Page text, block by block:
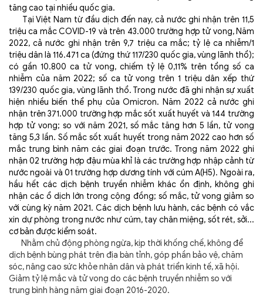
tăng cao tại nhiều quốc gia.
Tại Việt Nam từ đầu dịch đến nay, cả nước ghi nhận trên 11,5
triệu ca mắc COVID-19 và trên 43.000 trường hợp tử vong, Năm
2022, cả nước ghi nhận trên 9,7 triệu ca mắc; tỷ lệ ca nhiễm/1
triệu dân là 116.471 ca (đứng thứ 117/230 quốc gia, vùng lãnh thổ);
có gần 10.800 ca tử vong, chiếm tỷ lệ 0,11% trên tổng số ca
nhiễm của năm 2022; số ca tử vong trên 1 triệu dân xếp thứ
139/230 quốc gia, vùng lãnh thổ. Trong nước đã ghi nhận sự xuất
hiện nhiều biến thể phụ của Omicron. Năm 2022 cả nước ghi
nhận trên 371.000 trường hợp mắc sốt xuất huyết và 144 trường
hợp tử vong; so với năm 2021, số mắc tăng hơn 5 lần, tử vong
tăng 5,3 lần. Số mắc sốt xuất huyết trong năm 2022 cao hơn số
mắc trung bình năm các giai đoạn trước. Trong năm 2022 ghi
nhận 02 trường hợp đậu mùa khỉ là các trường hợp nhập cảnh từ
nước ngoài và 01 trường hợp dương tính với cúm A(H5). Ngoài ra,
hầu hết các dịch bệnh truyền nhiễm khác ổn định, không ghi
nhận các ổ dịch lớn trong cộng đồng; số mắc, tử vong giảm so
với cùng kỳ năm 2021. Các dịch bệnh lưu hành, các bệnh có vắc
xin dự phòng trong nước như cúm, tay chân miệng, sốt rét, sởi...
cơ bản được kiểm soát.
Nhằm chủ động phòng ngừa, kịp thời khống chế, không để
dịch bệnh bùng phát trên địa bàn tỉnh, góp phần bảo vệ, chăm
sóc, nâng cao sức khỏe nhân dân và phát triển kinh tế, xã hội.
Giảm tỷ lệ mắc và tử vong do các bệnh truyền nhiễm so với
trung bình hàng năm giai đoạn 2016-2020.